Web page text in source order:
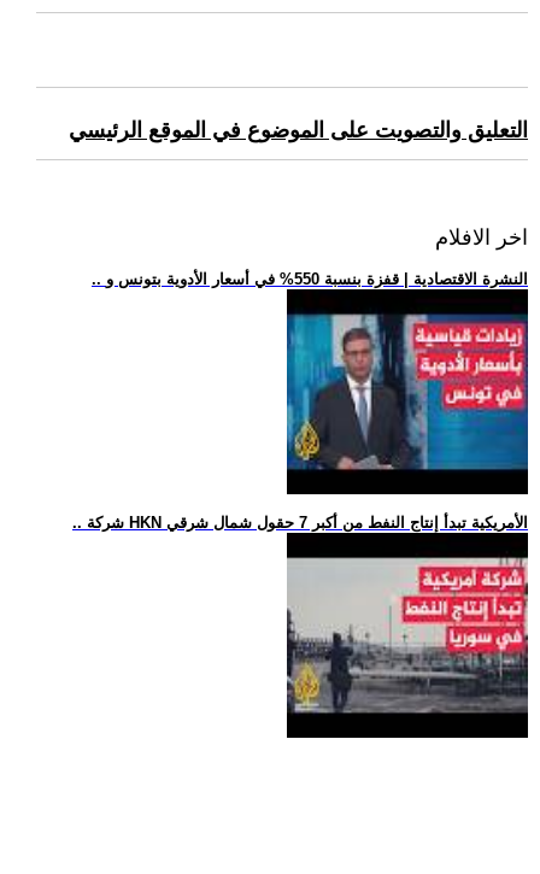
التعليق والتصويت على الموضوع في الموقع الرئيسي
اخر الافلام
.. النشرة الاقتصادية | قفزة بنسبة 550% في أسعار الأدوية بتونس و
.. شركة HKN الأمريكية تبدأ إنتاج النفط من أكبر 7 حقول شمال شرقي